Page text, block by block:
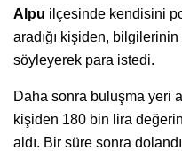
Alpu ilçesinde kendisini
aradığı kişiden,
söyleyerek para istedi.
Daha sonra buluşma yeri
kişiden 180 bin lira
aldı. Bir süre sonra